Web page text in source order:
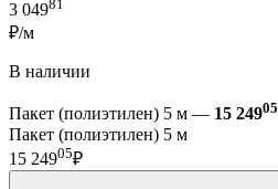
3 04981
₽/м
В наличии
Пакет (полиэтилен) 5 м — 15 24905
Пакет (полиэтилен) 5 м
15 24905₽